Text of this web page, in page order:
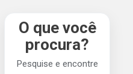
O que você
procura?
Pesquise e encontre